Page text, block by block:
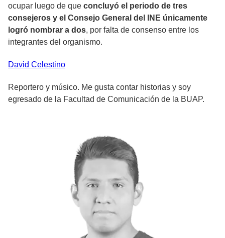
ocupar luego de que concluyó el periodo de tres
consejeros y el Consejo General del INE únicamente
logró nombrar a dos, por falta de consenso entre los
integrantes del organismo.
David Celestino
Reportero y músico. Me gusta contar historias y soy
egresado de la Facultad de Comunicación de la BUAP.